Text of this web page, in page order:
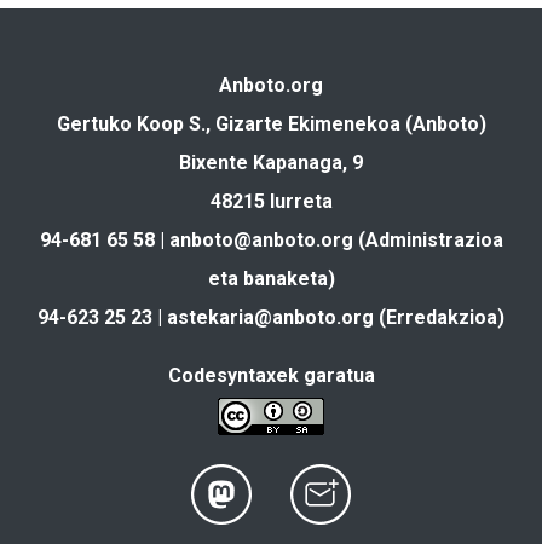
Anboto.org
Gertuko Koop S., Gizarte Ekimenekoa (Anboto)
Bixente Kapanaga, 9
48215 Iurreta
94-681 65 58 | anboto@anboto.org (Administrazioa
eta banaketa)
94-623 25 23 | astekaria@anboto.org (Erredakzioa)
Codesyntaxek garatua